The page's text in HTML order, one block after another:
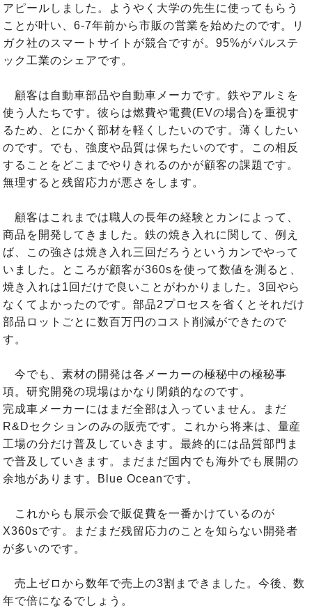
アピールしました。ようやく大学の先生に使ってもらう
ことが叶い、6-7年前から市販の営業を始めたのです。リ
ガク社のスマートサイトが競合ですが。95%がパルステ
ック工業のシェアです。
顧客は自動車部品や自動車メーカです。鉄やアルミを
使う人たちです。彼らは燃費や電費(EVの場合)を重視す
るため、とにかく部材を軽くしたいのです。薄くしたい
のです。でも、強度や品質は保ちたいのです。この相反
することをどこまでやりきれるのかが顧客の課題です。
無理すると残留応力が悪さをします。
顧客はこれまでは職人の長年の経験とカンによって、
商品を開発してきました。鉄の焼き入れに関して、例え
ば、この強さは焼き入れ三回だろうというカンでやって
いました。ところが顧客が360sを使って数値を測ると、
焼き入れは1回だけで良いことがわかりました。3回やら
なくてよかったのです。部品2プロセスを省くとそれだけ
部品ロットごとに数百万円のコスト削減ができたので
す。
今でも、素材の開発は各メーカーの極秘中の極秘事
項。研究開発の現場はかなり閉鎖的なのです。
完成車メーカーにはまだ全部は入っていません。まだ
R&Dセクションのみの販売です。これから将来は、量産
工場の分だけ普及していきます。最終的には品質部門ま
で普及していきます。まだまだ国内でも海外でも展開の
余地があります。Blue Oceanです。
これからも展示会で販促費を一番かけているのが
X360sです。まだまだ残留応力のことを知らない開発者
が多いのです。
売上ゼロから数年で売上の3割まできました。今後、数
年で倍になるでしょう。